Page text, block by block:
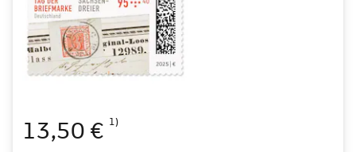
13,50 € 1)